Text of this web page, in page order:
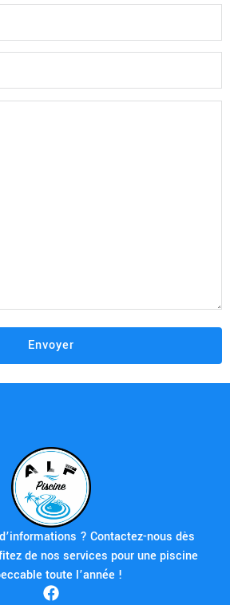
? Contactez-nous dès
de nos services pour une piscine
toute l’année !